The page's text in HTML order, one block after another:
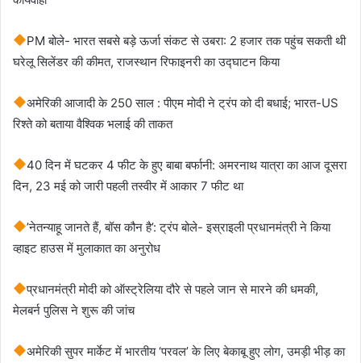
PM बोले- भारत सबसे बड़े ऊर्जा संकट से उबरा: 2 हजार तक पहुंच सकती थी
घरेलू सिलेंडर की कीमत, राजस्थान रिफाइनरी का उद्घाटन किया
अमेरिकी आजादी के 250 साल : पीएम मोदी ने ट्रंप को दी बधाई; भारत-US
रिश्ते को बताया वैश्विक भलाई की ताकत
40 दिन में घटकर 4 फीट के हुए बाबा बर्फानी: अमरनाथ यात्रा का आज दूसरा
दिन, 23 मई को जारी पहली तस्वीर में आकार 7 फीट था
’नेतन्याहू जानते हैं, बॉस कौन है’: ट्रंप बोले- इस्राइली प्रधानमंत्री ने किया
व्हाइट हाउस में मुलाकात का अनुरोध
प्रधानमंत्री मोदी को ऑस्ट्रेलिया दौरे से पहले जान से मारने की धमकी,
मेलबर्न पुलिस ने शुरू की जांच
अमेरिकी सुपर मार्केट में भारतीय ‘परवल’ के लिए बेकाबू हुए लोग, उमड़ी भीड़ का